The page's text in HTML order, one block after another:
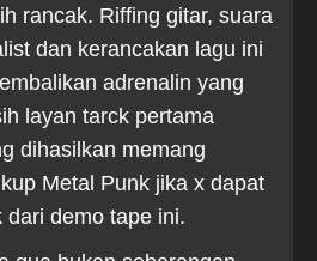
rancak. Riffing gitar, suara
dan kerancakan lagu ini
adrenalin yang
layan tarck pertama
dihasilkan memang
Metal Punk jika x dapat
dari demo tape ini.